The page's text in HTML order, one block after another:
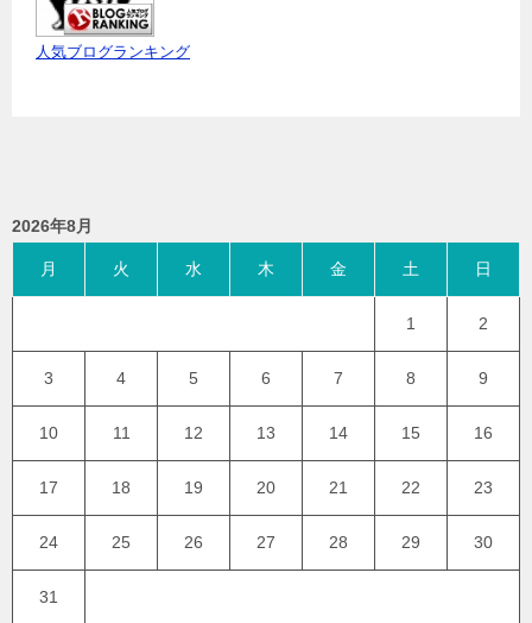
人気ブログランキング
2026年8月
月 火 水 木 金 土 日
1 2
3 4 5 6 7 8 9
10 11 12 13 14 15 16
17 18 19 20 21 22 23
24 25 26 27 28 29 30
31